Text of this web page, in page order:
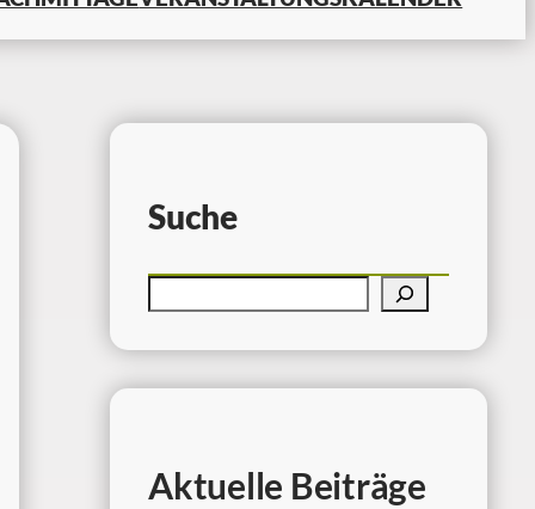
Suche
Aktuelle Beiträge